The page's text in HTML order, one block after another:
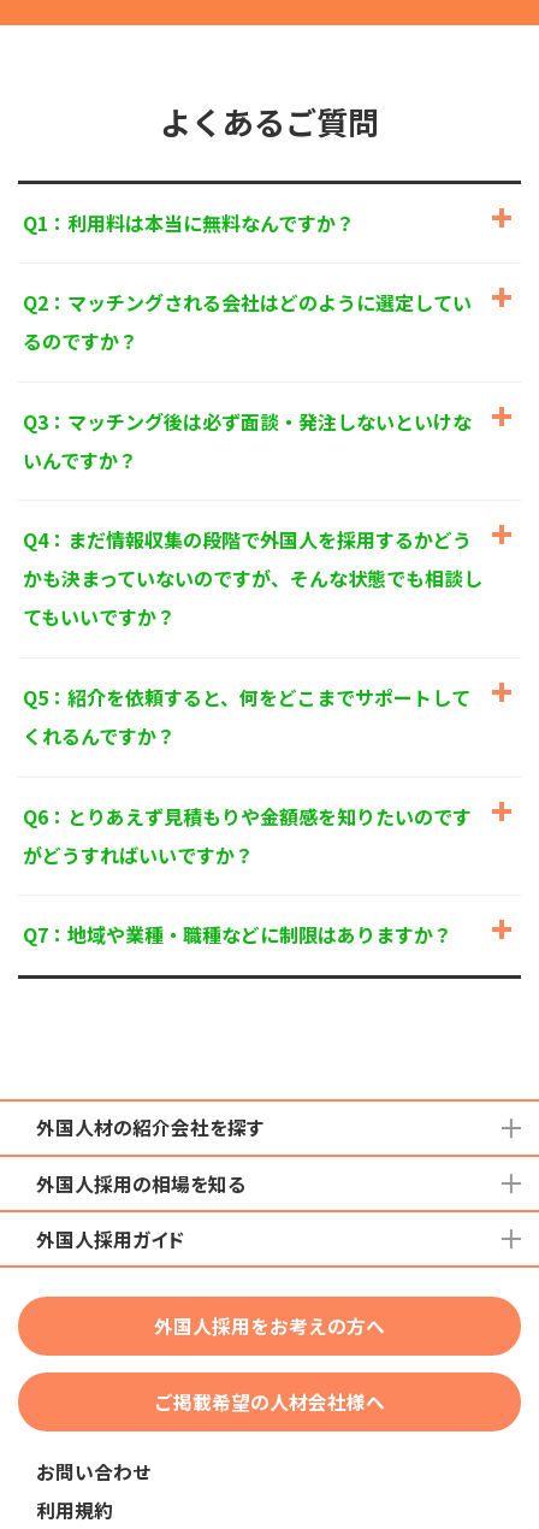
2. 安全対策の実施について
構築し、個人情報への不正アクセス、個人情報の漏
洩、滅失または毀損等の的確な防止とセキュリティの
本人からの苦情および相談があった場合には、適切か
正、削除、または利用もしくは提供の停止等を求めら
れたときは、適法かつ遅滞なく応じます。
に関する法令、国が定める指針およびその他の規範を
TEL：0120-550-580
株式会社 アルフォース･ワン 個人情報保護担当
よくあるご質問
Q1：利用料は本当に無料なんですか？
Q2：マッチングされる会社はどのように選定してい
るのですか？
Q3：マッチング後は必ず面談・発注しないといけな
いんですか？
Q4：まだ情報収集の段階で外国人を採用するかどう
かも決まっていないのですが、そんな状態でも相談し
てもいいですか？
Q5：紹介を依頼すると、何をどこまでサポートして
くれるんですか？
Q6：とりあえず見積もりや金額感を知りたいのです
がどうすればいいですか？
Q7：地域や業種・職種などに制限はありますか？
外国人材の紹介会社を探す
地域から検索する
国籍から検索する
在留資格から検索する
団体種別から探す
業界・職種から検索する
外国人採用の相場を知る
育成就労外国人の受け入れ相場
技人国・高度人材の受け入れ相場
外国人採用ガイド
特定技能
技術・人文知識・国際業務
外国人採用をお考えの方へ
ご掲載希望の人材会社様へ
お問い合わせ
利用規約